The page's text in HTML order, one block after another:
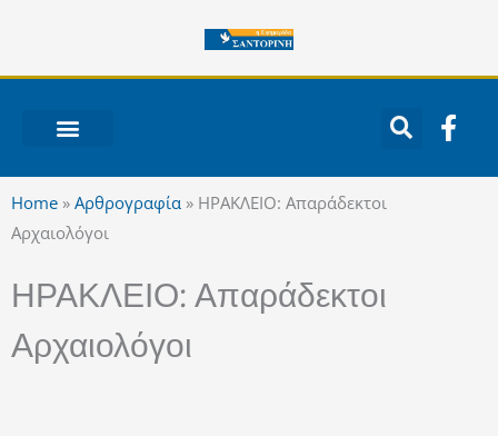
περιεχόμενο
F
a
Home » Αρθρογραφία » ΗΡΑΚΛΕΙΟ: Απαράδεκτοι
Αρχαιολόγοι
ΗΡΑΚΛΕΙΟ: Απαράδεκτοι
Αρχαιολόγοι